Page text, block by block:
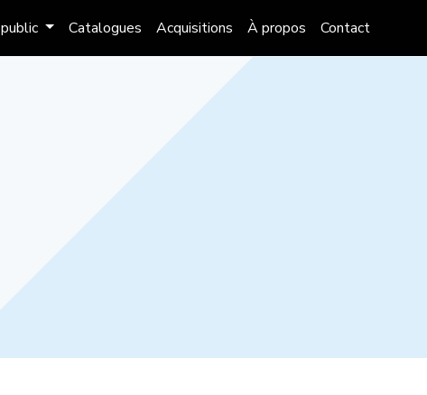
Catalogues Acquisitions À propos Contact